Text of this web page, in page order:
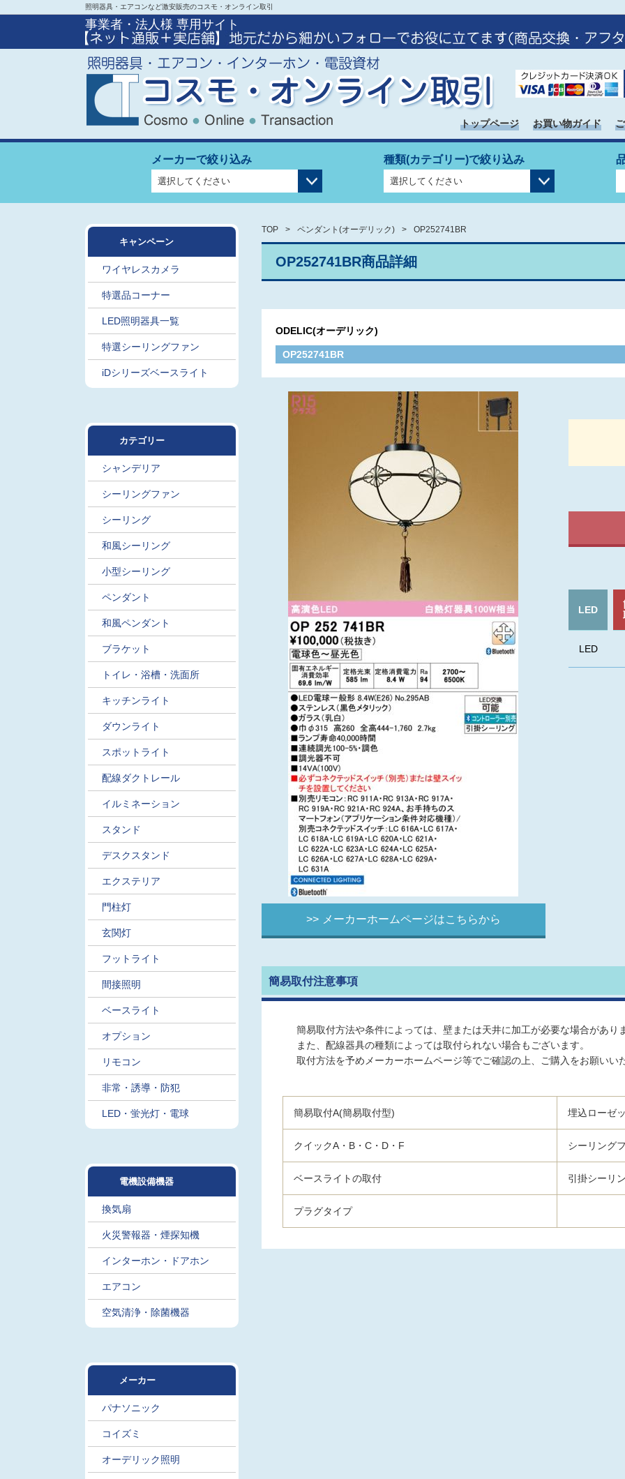
照明器具・エアコンなど激安販売のコスモ・オンライン取引
事業者・法人様 専用サイト
トップページ お買い物ガイド
メーカーで絞り込み 種類(カテゴリー)で絞り込み
キャンペーン
ワイヤレスカメラ
特選品コーナー
LED照明器具一覧
特選シーリングファン
iDシリーズベースライト
カテゴリー
シャンデリア
シーリングファン
シーリング
和風シーリング
小型シーリング
ペンダント
和風ペンダント
ブラケット
トイレ・浴槽・洗面所
キッチンライト
ダウンライト
スポットライト
配線ダクトレール
イルミネーション
スタンド
デスクスタンド
エクステリア
門柱灯
玄関灯
フットライト
間接照明
ベースライト
オプション
リモコン
非常・誘導・防犯
LED・蛍光灯・電球
電機設備機器
換気扇
火災警報器・煙探知機
インターホン・ドアホン
エアコン
空気清浄・除菌機器
メーカー
パナソニック
コイズミ
オーデリック照明
TOP ペンダント(オーデリック) OP252741BR
OP252741BR商品詳細
ODELIC(オーデリック)
OP252741BR
メーカーホームページはこちらから
LED
LED
簡易取付注意事項
簡易取付方法や条件によっては、壁または天井に加工が必要な場合があり
また、配線器具の種類によっては取付られない場合もございます。
取付方法を予めメーカーホームページ等でご確認の上、ご購入をお願いい
簡易取付A(簡易取付型) 埋込ローゼ
クイックA・B・C・D・F シーリング
ベースライトの取付 引掛シーリ
プラグタイプ